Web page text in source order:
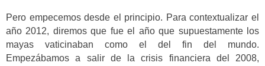
Pero empecemos desde el principio. Para contextualizar el
año 2012, diremos que fue el año que supuestamente los
mayas vaticinaban como el del fin del mundo.
Empezábamos a salir de la crisis financiera del 2008,